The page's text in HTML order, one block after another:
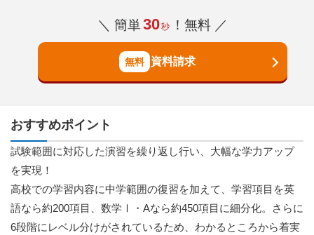
＼ 簡単30秒 ！無料 ／
資料請求
おすすめポイント
試験範囲に対応した演習を繰り返し行い、大幅な学力アップ
を実現！
高校での学習内容に中学範囲の復習を加えて、学習項目を英
語なら約200項目、数学Ⅰ・Aなら約450項目に細分化。さらに
6段階にレベル分けがされているため、わかるところから着実